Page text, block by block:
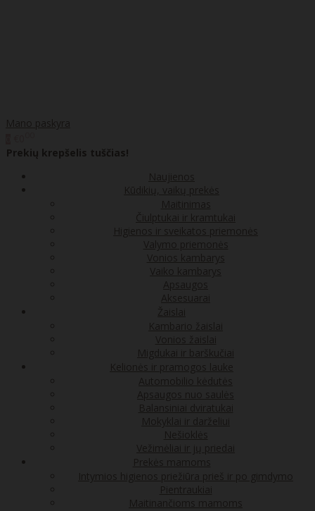
Mano paskyra
Prekių krepšelis tuščias!
Naujienos
Kūdikių, vaikų prekės
Maitinimas
Čiulptukai ir kramtukai
Higienos ir sveikatos priemonės
Valymo priemonės
Vonios kambarys
Vaiko kambarys
Apsaugos
Aksesuarai
Žaislai
Kambario žaislai
Vonios žaislai
Migdukai ir barškučiai
Kelionės ir pramogos lauke
Automobilio kėdutės
Apsaugos nuo saulės
Balansiniai dviratukai
Mokyklai ir darželiui
Nešioklės
Vežimėliai ir jų priedai
Prekės mamoms
Intymios higienos priežiūra prieš ir po gimdymo
Pientraukiai
Maitinančioms mamoms